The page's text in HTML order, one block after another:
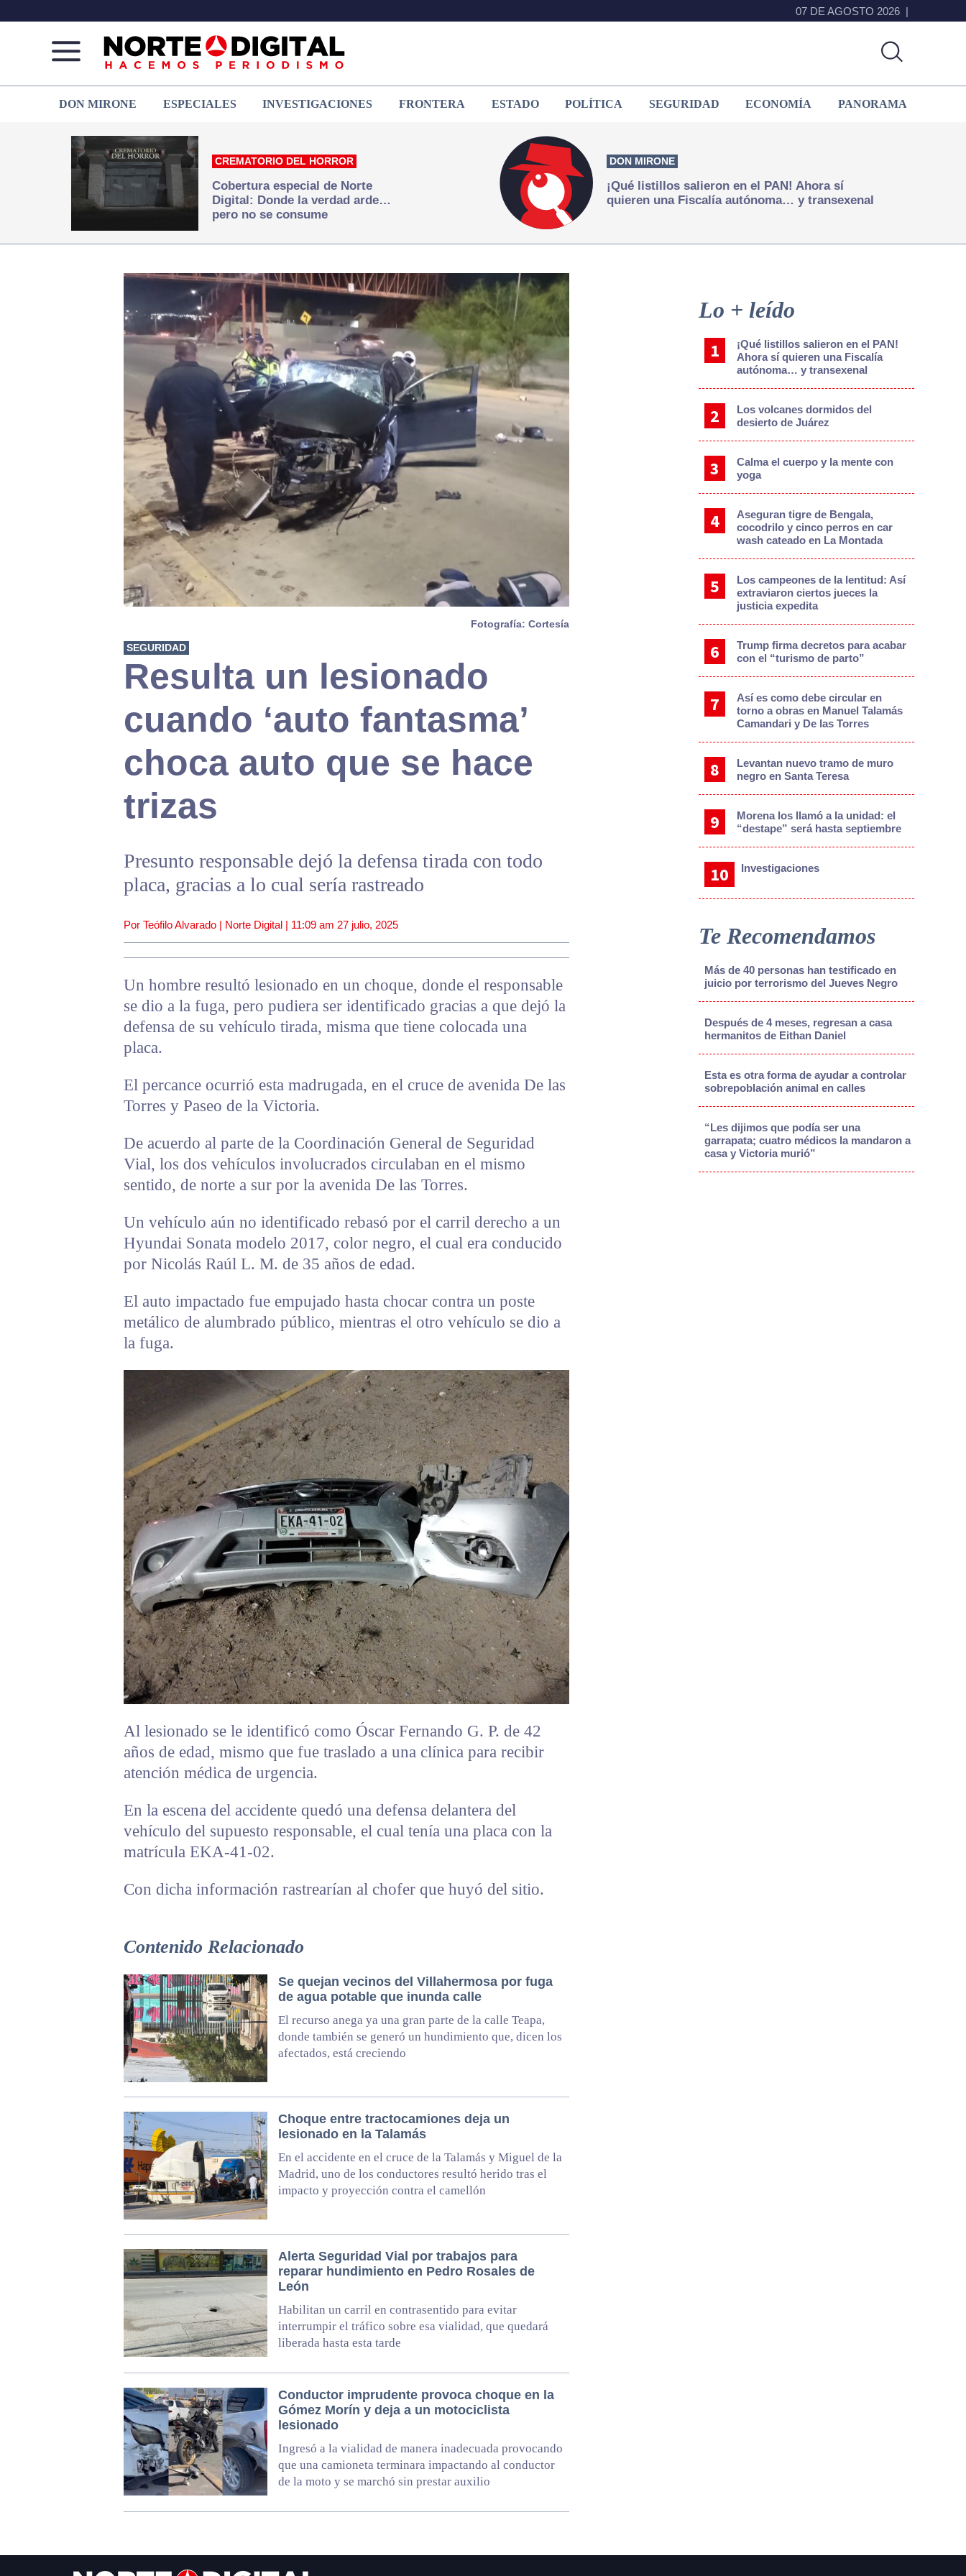
07 DE AGOSTO 2026
de
Juárez
que
hacemos periodismo
DON MIRONE ESPECIALES INVESTIGACIONES FRONTERA ESTADO POLÍTICA SEGURIDAD ECONOMÍA PANORAMA
CREMATORIO DEL HORROR
Cobertura especial de Norte
Digital: Donde la verdad arde…
pero no se consume
DON MIRONE
¡Qué listillos salieron en el PAN! Ahora sí
quieren una Fiscalía autónoma… y transexenal
Fotografía: Cortesía
SEGURIDAD
Resulta un lesionado
cuando ‘auto fantasma’
choca auto que se hace
trizas
Presunto responsable dejó la defensa tirada con todo
placa, gracias a lo cual sería rastreado
Por Teófilo Alvarado | Norte Digital | 11:09 am 27 julio, 2025
Un hombre resultó lesionado en un choque, donde el responsable
se dio a la fuga, pero pudiera ser identificado gracias a que dejó la
defensa de su vehículo tirada, misma que tiene colocada una
placa.
El percance ocurrió esta madrugada, en el cruce de avenida De las
Torres y Paseo de la Victoria.
De acuerdo al parte de la Coordinación General de Seguridad
Vial, los dos vehículos involucrados circulaban en el mismo
sentido, de norte a sur por la avenida De las Torres.
Un vehículo aún no identificado rebasó por el carril derecho a un
Hyundai Sonata modelo 2017, color negro, el cual era conducido
por Nicolás Raúl L. M. de 35 años de edad.
El auto impactado fue empujado hasta chocar contra un poste
metálico de alumbrado público, mientras el otro vehículo se dio a
la fuga.
Al lesionado se le identificó como Óscar Fernando G. P. de 42
años de edad, mismo que fue traslado a una clínica para recibir
atención médica de urgencia.
En la escena del accidente quedó una defensa delantera del
vehículo del supuesto responsable, el cual tenía una placa con la
matrícula EKA-41-02.
Con dicha información rastrearían al chofer que huyó del sitio.
Contenido Relacionado
Se quejan vecinos del Villahermosa por fuga
de agua potable que inunda calle
El recurso anega ya una gran parte de la calle Teapa,
donde también se generó un hundimiento que, dicen los
afectados, está creciendo
Choque entre tractocamiones deja un
lesionado en la Talamás
En el accidente en el cruce de la Talamás y Miguel de la
Madrid, uno de los conductores resultó herido tras el
impacto y proyección contra el camellón
Alerta Seguridad Vial por trabajos para
reparar hundimiento en Pedro Rosales de
León
Habilitan un carril en contrasentido para evitar
interrumpir el tráfico sobre esa vialidad, que quedará
liberada hasta esta tarde
Conductor imprudente provoca choque en la
Gómez Morín y deja a un motociclista
lesionado
Ingresó a la vialidad de manera inadecuada provocando
que una camioneta terminara impactando al conductor
de la moto y se marchó sin prestar auxilio
Sidebar
Lo + leído
¡Qué listillos salieron en el PAN!
Ahora sí quieren una Fiscalía
autónoma… y transexenal
Los volcanes dormidos del
desierto de Juárez
Calma el cuerpo y la mente con
yoga
Aseguran tigre de Bengala,
cocodrilo y cinco perros en car
wash cateado en La Montada
Los campeones de la lentitud: Así
extraviaron ciertos jueces la
justicia expedita
Trump firma decretos para acabar
con el “turismo de parto”
Así es como debe circular en
torno a obras en Manuel Talamás
Camandari y De las Torres
Levantan nuevo tramo de muro
negro en Santa Teresa
Morena los llamó a la unidad: el
“destape” será hasta septiembre
Investigaciones
Te Recomendamos
Más de 40 personas han testificado en
juicio por terrorismo del Jueves Negro
Después de 4 meses, regresan a casa
hermanitos de Eithan Daniel
Esta es otra forma de ayudar a controlar
sobrepoblación animal en calles
“Les dijimos que podía ser una
garrapata; cuatro médicos la mandaron a
casa y Victoria murió”